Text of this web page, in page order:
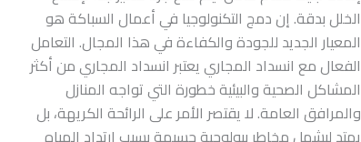
الخلل بدقة. إن دمج التكنولوجيا في أعمال السباكة هو
المعيار الجديد للجودة والكفاءة في هذا المجال. التعامل
الفعال مع انسداد المجاري يعتبر انسداد المجاري من أكثر
المشاكل الصحية والبيئية خطورة التي تواجه المنازل
والمرافق العامة. لا يقتصر الأمر على الرائحة الكريهة، بل